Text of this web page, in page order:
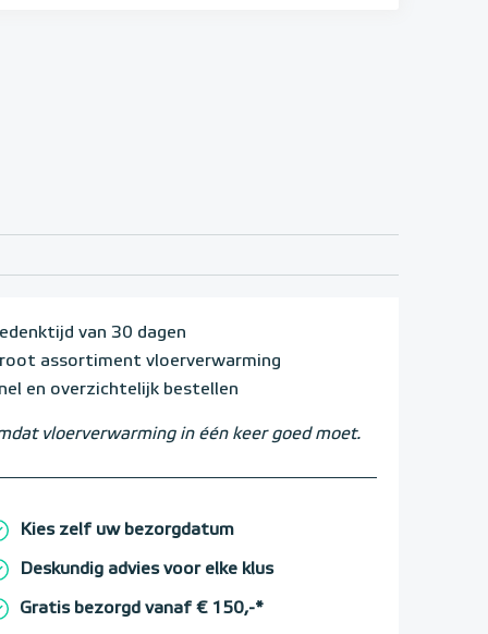
van 30 dagen
assortiment vloerverwarming
en overzichtelijk bestellen
vloerverwarming in één keer goed moet.
Kies zelf uw bezorgdatum
Deskundig advies voor elke klus
Gratis bezorgd vanaf € 150,-*